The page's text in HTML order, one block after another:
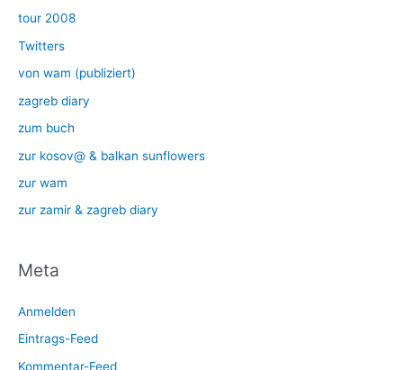
tour 2008
Twitters
von wam (publiziert)
zagreb diary
zum buch
zur kosov@ & balkan sunflowers
zur wam
zur zamir & zagreb diary
Meta
Anmelden
Eintrags-Feed
Kommentar-Feed